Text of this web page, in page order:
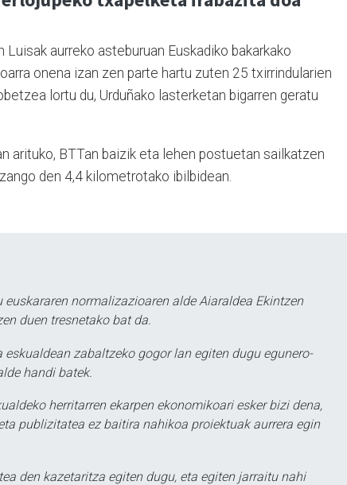
aurreko asteburuan Euskadiko bakarkako
onena izan zen parte hartu zuten 25 txirrindularien
lortu du, Urduñako lasterketan bigarren geratu
arituko, BTTan baizik eta lehen postuetan sailkatzen
den 4,4 kilometrotako ibilbidean.
normalizazioaren alde Aiaraldea Ekintzen
duen tresnetako bat da.
zabaltzeko gogor lan egiten dugu egunero-
handi batek.
herritarren ekarpen ekonomikoari esker bizi dena,
publizitatea ez baitira nahikoa proiektuak aurrera egin
den kazetaritza egiten dugu, eta egiten jarraitu nahi